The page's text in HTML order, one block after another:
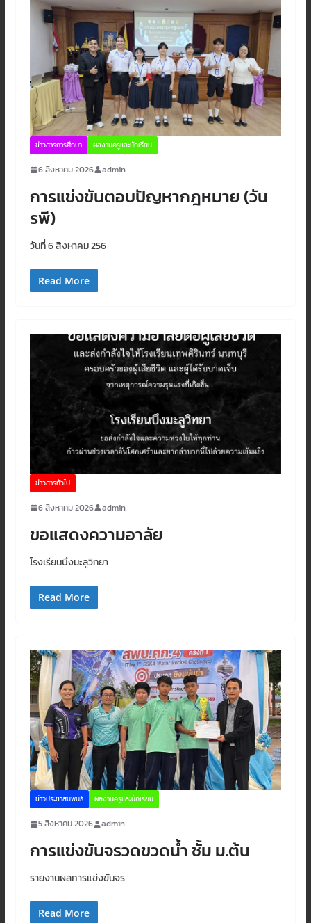
ข่าวสารการศึกษา ผลงานครูและนักเรียน
6 สิงหาคม 2026 admin
การแข่งขันตอบปัญหากฎหมาย (วัน
รพี)
วันที่ 6 สิงหาคม 256
Read More
ข่าวสารทั่วไป
6 สิงหาคม 2026 admin
ขอแสดงความอาลัย
โรงเรียนบึงมะลูวิทยา
Read More
ข่าวประชาสัมพันธ์ ผลงานครูและนักเรียน
5 สิงหาคม 2026 admin
การแข่งขันจรวดขวดน้ำ ชั้ม ม.ต้น
รายงานผลการแข่งขันจร
Read More